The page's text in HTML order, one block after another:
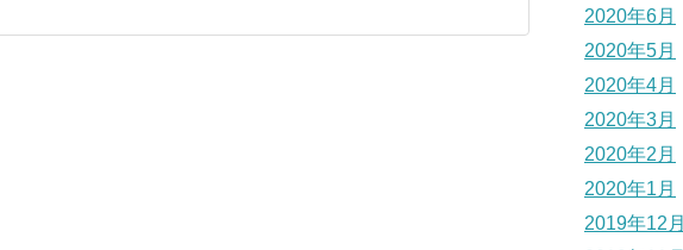
2020年6月
2020年5月
2020年4月
2020年3月
2020年2月
2020年1月
2019年12月